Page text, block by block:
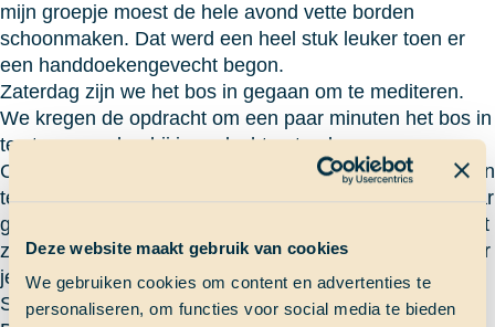
Deze website maakt gebruik van cookies
We gebruiken cookies om content en advertenties te
personaliseren, om functies voor social media te bieden
mijn groepje moest de hele avond vette borden
schoonmaken. Dat werd een heel stuk leuker toen er
een handdoekengevecht begon.
Zaterdag zijn we het bos in gegaan om te mediteren.
We kregen de opdracht om een paar minuten het bos in
te staren en daarbij je gedachten te observeren.
Conclusie: die gaan alle kanten op zonder dat je dat van
tevoren had bedacht. Ook hebben we stelten aan elkaar
gemaakt waarmee we moesten lopen. Dat was nog niet
zo makkelijk! We kregen de tip om af te kijken. Dat hoor
je op school echt nooit! Maar dit is dan ook School at
Sea.